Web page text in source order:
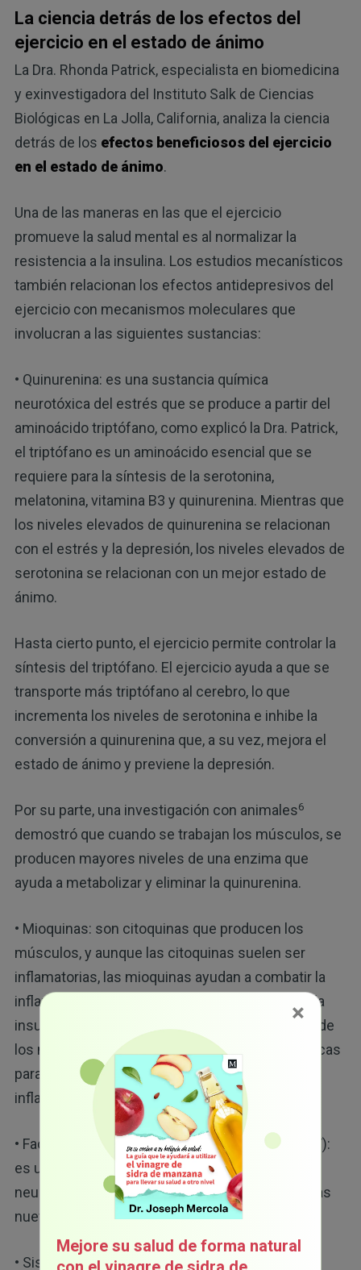
La ciencia detrás de los efectos del
ejercicio en el estado de ánimo
La Dra. Rhonda Patrick, especialista en biomedicina
y exinvestigadora del Instituto Salk de Ciencias
Biológicas en La Jolla, California, analiza la ciencia
detrás de los efectos beneficiosos del ejercicio
en el estado de ánimo.
Una de las maneras en las que el ejercicio
promueve la salud mental es al normalizar la
resistencia a la insulina. Los estudios mecanísticos
también relacionan los efectos antidepresivos del
ejercicio con mecanismos moleculares que
involucran a las siguientes sustancias:
• Quinurenina: es una sustancia química
neurotóxica del estrés que se produce a partir del
aminoácido triptófano, como explicó la Dra. Patrick,
el triptófano es un aminoácido esencial que se
requiere para la síntesis de la serotonina,
melatonina, vitamina B3 y quinurenina. Mientras que
los niveles elevados de quinurenina se relacionan
con el estrés y la depresión, los niveles elevados de
serotonina se relacionan con un mejor estado de
ánimo.
Hasta cierto punto, el ejercicio permite controlar la
síntesis del triptófano. El ejercicio ayuda a que se
transporte más triptófano al cerebro, lo que
incrementa los niveles de serotonina e inhibe la
conversión a quinurenina que, a su vez, mejora el
estado de ánimo y previene la depresión.
Por su parte, una investigación con animales6
demostró que cuando se trabajan los músculos, se
producen mayores niveles de una enzima que
ayuda a metabolizar y eliminar la quinurenina.
• Mioquinas: son citoquinas que producen los
músculos, y aunque las citoquinas suelen ser
inflamatorias, las mioquinas ayudan a combatir la
inflamación. También mejoran la sensibilidad a la
insulina al optimizar el uso de la glucosa dentro de
los músculos y actúan como mensajeras químicas
para ayudar inhibir la liberación de las citoquinas
inflamatorias que produce la grasa corporal.
• Factor neurotrófico derivado del cerebro (BDNF):
es un factor de crecimiento que regula la
neuroplasticidad y el crecimiento de las neuronas
nuevas.
• Sistema endocannabinoide: aunque la llamada
×
Mejore su salud de forma natural